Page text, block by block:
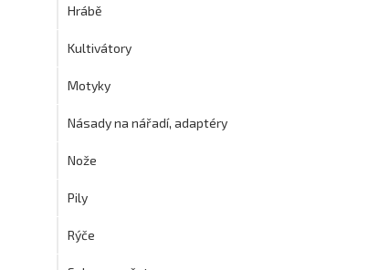
Hrábě
Kultivátory
Motyky
Násady na nářadí, adaptéry
Nože
Pily
Rýče